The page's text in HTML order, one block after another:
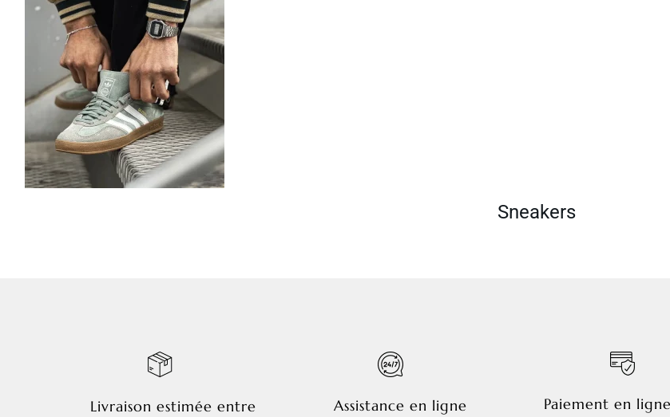
Sneakers
Livraison estimée entre
Assistance en ligne Paiement en